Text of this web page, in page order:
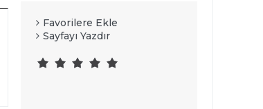
Favorilere Ekle
Sayfayı Yazdır